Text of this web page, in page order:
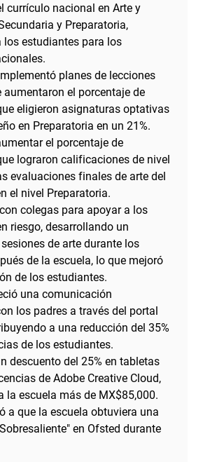
currículo nacional en Arte y
y Preparatoria,
los estudiantes para los
planes de lecciones
aumentaron el porcentaje de
eligieron asignaturas optativas
en Preparatoria en un 21%.
el porcentaje de
lograron calificaciones de nivel
evaluaciones finales de arte del
el nivel Preparatoria.
colegas para apoyar a los
riesgo, desarrollando un
de arte durante los
de la escuela, lo que mejoró
de los estudiantes.
una comunicación
los padres a través del portal
a una reducción del 35%
de los estudiantes.
descuento del 25% en tabletas
de Adobe Creative Cloud,
la escuela más de MX$85,000.
a que la escuela obtuviera una
en Ofsted durante